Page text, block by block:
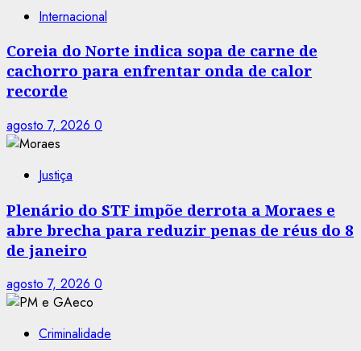
Internacional
Coreia do Norte indica sopa de carne de
cachorro para enfrentar onda de calor
recorde
agosto 7, 2026 0
Justiça
Plenário do STF impõe derrota a Moraes e
abre brecha para reduzir penas de réus do 8
de janeiro
agosto 7, 2026 0
Criminalidade